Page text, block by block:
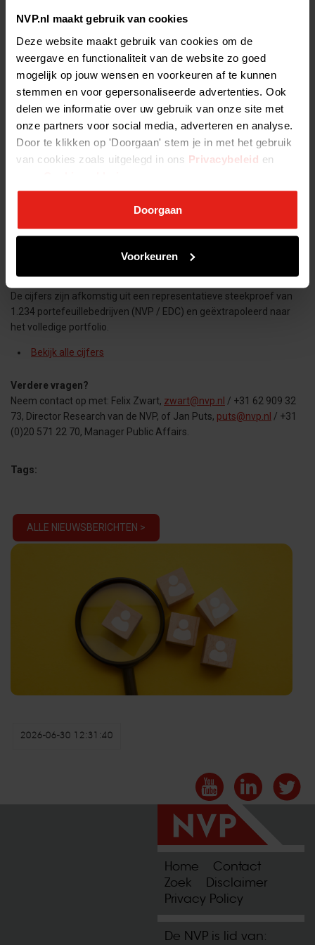
NVP.nl maakt gebruik van cookies
Deze website maakt gebruik van cookies om de
weergave en functionaliteit van de website zo goed
mogelijk op jouw wensen en voorkeuren af te kunnen
stemmen en voor gepersonaliseerde advertenties. Ook
delen we informatie over uw gebruik van onze site met
onze partners voor social media, adverteren en analyse.
Door te klikken op 'Doorgaan' stem je in met het gebruik
van cookies zoals uitgelegd in ons Privacybeleid en
Doorgaan
Voorkeuren
Banengroei PE/VC-
bedrijven
+5,0% t.o.v. +1,0% landelijk
Banengroei MKB met
PE/VC
+7,1% 7x hoger dan landelijk
Nieuwe banen in 2023-
26.114
Werknemers in sector 809.901
7,9% van de
Bronnen & meer informatie
De cijfers zijn afkomstig uit een representatieve steekproef van
1.234 portefeuillebedrijven (NVP / EDC) en geëxtrapoleerd naar
het volledige portfolio.
Bekijk alle cijfers
Verdere vragen?
Neem contact op met: Felix Zwart, zwart@nvp.nl / +31 62 909 32
73, Director Research van de NVP, of Jan Puts, puts@nvp.nl / +31
(0)20 571 22 70, Manager Public Affairs.
Tags:
ALLE NIEUWSBERICHTEN >
2026-06-30 12:31:40
Home
Contact
Zoek
Disclaimer
Privacy Policy
De NVP is lid van: